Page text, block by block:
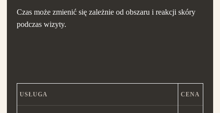
Czas może zmienić się zależnie od obszaru i reakcji skóry
podczas wizyty.
USŁUGA CENA